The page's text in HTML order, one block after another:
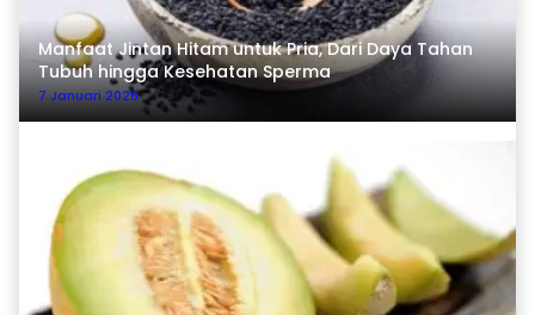
Manfaat Jintan Hitam untuk Pria, Dari Daya Tahan
Tubuh hingga Kesehatan Sperma
7 Januari 2026